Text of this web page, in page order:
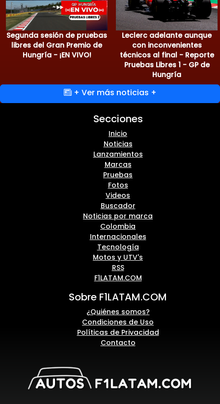
Segunda sesión de pruebas
libres del Gran Premio de
Hungría - ¡EN VIVO!
Leclerc adelante aunque
con inconvenientes
técnicos al final - Reporte
Pruebas Libres 1 - GP de
Hungría
+ Ver más noticias +
Secciones
Inicio
Noticias
Lanzamientos
Marcas
Pruebas
Fotos
Videos
Buscador
Noticias por marca
Colombia
Internacionales
Tecnología
Motos y UTV's
RSS
F1LATAM.COM
Sobre F1LATAM.COM
¿Quiénes somos?
Condiciones de Uso
Políticas de Privacidad
Contacto